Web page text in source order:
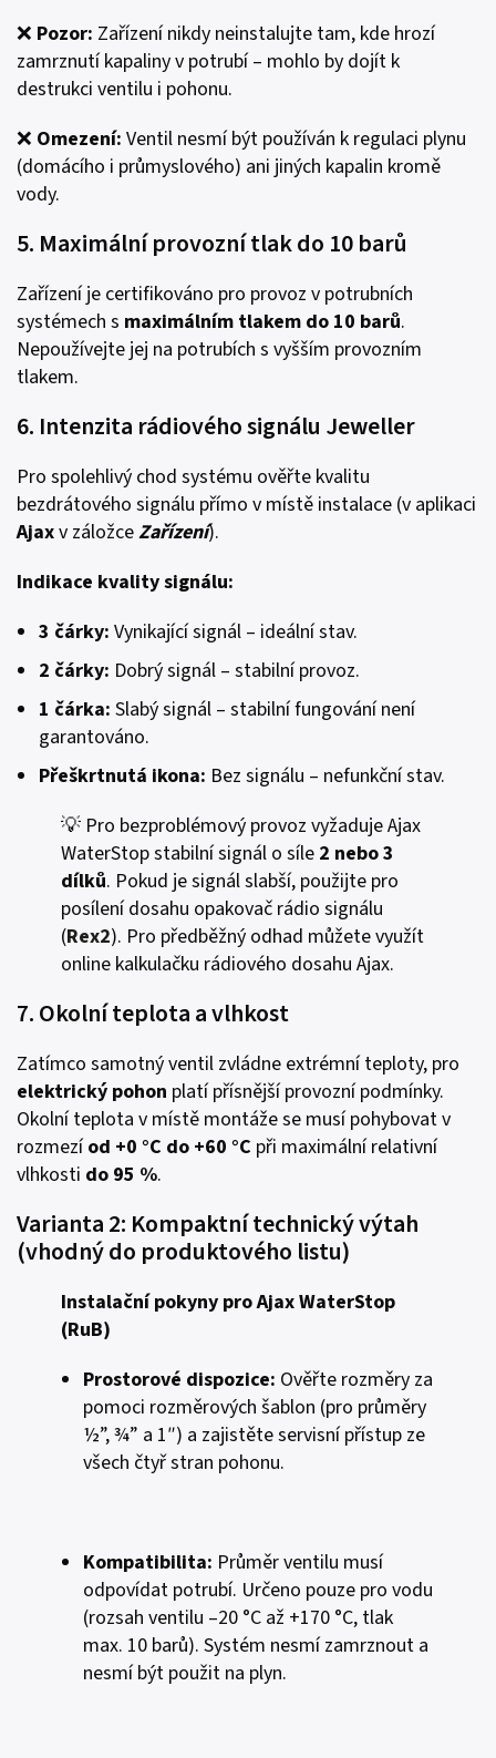
❌ Pozor: Zařízení nikdy neinstalujte tam, kde hrozí
zamrznutí kapaliny v potrubí – mohlo by dojít k
destrukci ventilu i pohonu.
❌ Omezení: Ventil nesmí být používán k regulaci plynu
(domácího i průmyslového) ani jiných kapalin kromě
vody.
5. Maximální provozní tlak do 10 barů
Zařízení je certifikováno pro provoz v potrubních
systémech s maximálním tlakem do 10 barů.
Nepoužívejte jej na potrubích s vyšším provozním
tlakem.
6. Intenzita rádiového signálu Jeweller
Pro spolehlivý chod systému ověřte kvalitu
bezdrátového signálu přímo v místě instalace (v aplikaci
Ajaxv záložceZařízení).
Indikace kvality signálu:
3 čárky: Vynikající signál – ideální stav.
2 čárky: Dobrý signál – stabilní provoz.
1 čárka: Slabý signál – stabilní fungování není
garantováno.
Přeškrtnutá ikona: Bez signálu – nefunkční stav.
💡 Pro bezproblémový provoz vyžaduje Ajax
WaterStop stabilní signál o síle 2 nebo 3
dílků. Pokud je signál slabší, použijte pro
posílení dosahu opakovač rádio signálu
(Rex2). Pro předběžný odhad můžete využít
online kalkulačku rádiového dosahu Ajax.
7. Okolní teplota a vlhkost
Zatímco samotný ventil zvládne extrémní teploty, pro
elektrický pohon platí přísnější provozní podmínky.
Okolní teplota v místě montáže se musí pohybovat v
rozmezíod +0 °C do +60 °C při maximální relativní
vlhkosti do 95 %.
Varianta 2: Kompaktní technický výtah
(vhodný do produktového listu)
Instalační pokyny pro Ajax WaterStop
(RuB)
Prostorové dispozice: Ověřte rozměry za
pomoci rozměrových šablon (pro průměry
½”, ¾” a 1″) a zajistěte servisní přístup ze
všech čtyř stran pohonu.
Kompatibilita: Průměr ventilu musí
odpovídat potrubí. Určeno pouze pro vodu
(rozsah ventilu –20 °C až +170 °C, tlak
max. 10 barů). Systém nesmí zamrznout a
nesmí být použit na plyn.